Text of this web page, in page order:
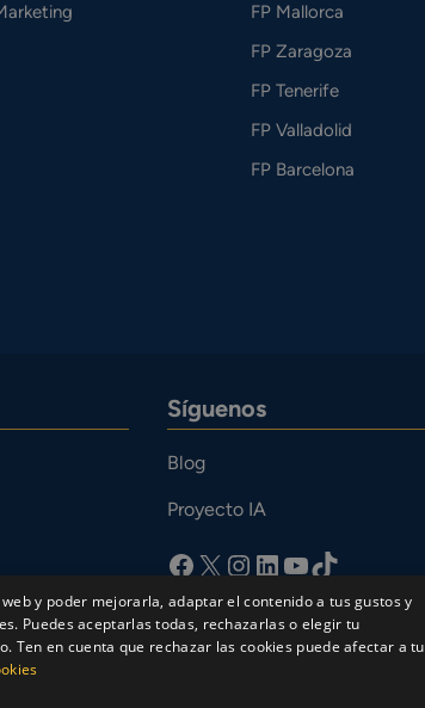
FP Mallorca
FP Zaragoza
FP Tenerife
FP Valladolid
FP Barcelona
Síguenos
Blog
Proyecto IA
facebook
X Instagram
LinkedIn
YouTube
TikTok
y poder mejorarla, adaptar el contenido a tus gustos y
Puedes aceptarlas todas, rechazarlas o elegir tu
Ten en cuenta que rechazar las cookies puede afectar a tu